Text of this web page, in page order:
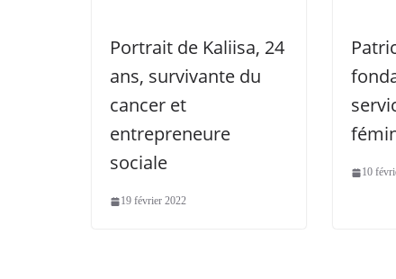
Portrait de Kaliisa, 24
ans, survivante du
cancer et
entrepreneure
sociale
19 février 2022
10